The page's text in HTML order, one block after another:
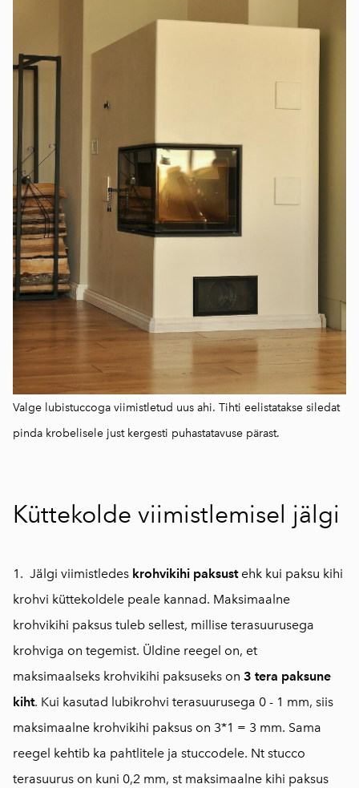
Valge lubistuccoga viimistletud uus ahi. Tihti eelistatakse siledat
pinda krobelisele just kergesti puhastatavuse pärast.
Küttekolde viimistlemisel jälgi
1. Jälgi viimistledes krohvikihi paksust ehk kui paksu kihi
krohvi küttekoldele peale kannad. Maksimaalne
krohvikihi paksus tuleb sellest, millise terasuurusega
krohviga on tegemist. Üldine reegel on, et
maksimaalseks krohvikihi paksuseks on 3 tera paksune
kiht. Kui kasutad lubikrohvi terasuurusega 0 - 1 mm, siis
maksimaalne krohvikihi paksus on 3*1 = 3 mm. Sama
reegel kehtib ka pahtlitele ja stuccodele. Nt stucco
terasuurus on kuni 0,2 mm, st maksimaalne kihi paksus